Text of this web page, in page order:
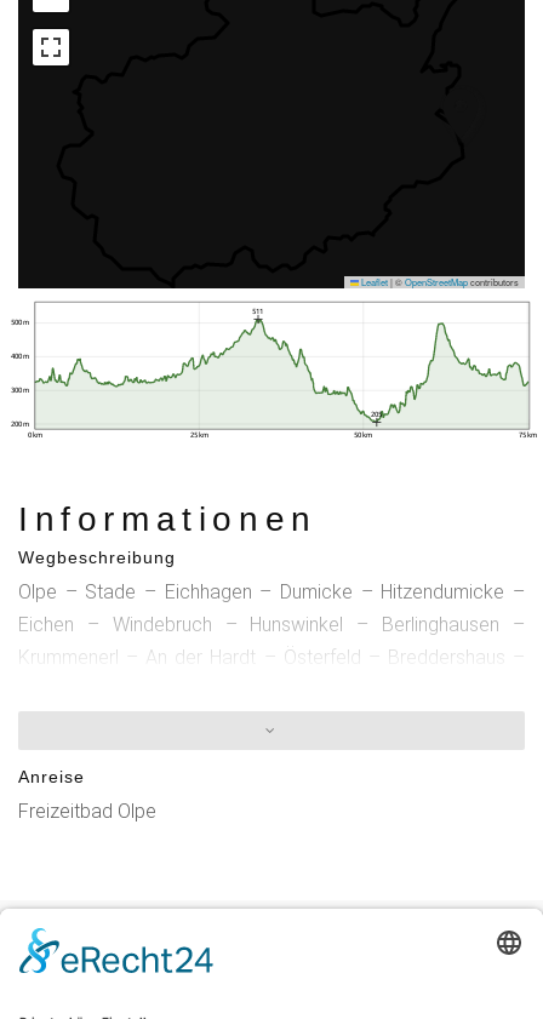
Leaflet|©OpenStreetMapcontributors
0 km 25 km 50 km 75 km
200 m
300 m
400 m
500 m
205
511
Informationen
Wegbeschreibung
Olpe – Stade – Eichhagen – Dumicke – Hitzendumicke –
Eichen – Windebruch – Hunswinkel – Berlinghausen –
Krummenerl – An der Hardt – Österfeld – Breddershaus –
Piene – Hardt – Wörde – Lieberhausen – Deitenbach –
Lantenbach – Dümmlinghausen – Derschlag – Mittelagger –
Oberagger – Müllerheide – Eckenhagen – Blockhaus –
Tillkausen – Husten – Iseringhausen – Eltge – Brachtpe –
Anreise
Freizeitbad Olpe